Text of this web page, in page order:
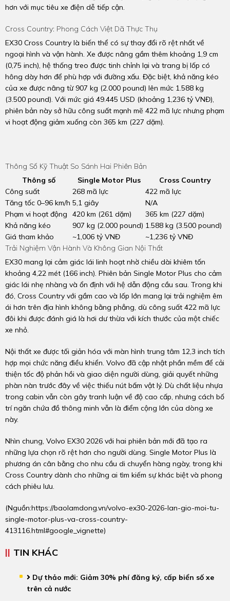
hơn với mục tiêu xe điện dễ tiếp cận.
Cross Country: Phong Cách Việt Dã Thực Thụ
EX30 Cross Country là biến thể có sự thay đổi rõ rệt nhất về
ngoại hình và vận hành. Xe được nâng gầm thêm khoảng 1,9 cm
(0,75 inch), hệ thống treo được tinh chỉnh lại và trang bị lốp có
hông dày hơn để phù hợp với đường xấu. Đặc biệt, khả năng kéo
của xe được nâng từ 907 kg (2.000 pound) lên mức 1.588 kg
(3.500 pound). Với mức giá 49.445 USD (khoảng 1,236 tỷ VNĐ),
phiên bản này sở hữu công suất mạnh mẽ 422 mã lực nhưng phạm
vi hoạt động giảm xuống còn 365 km (227 dặm).
Thông Số Kỹ Thuật So Sánh Hai Phiên Bản
Thông số
Single Motor Plus
Cross Country
Công suất
268 mã lực
422 mã lực
Tăng tốc 0–96 km/h 5,1 giây
N/A
Phạm vi hoạt động
420 km (261 dặm)
365 km (227 dặm)
Khả năng kéo
907 kg (2.000 pound) 1.588 kg (3.500 pound)
Giá tham khảo
~1,006 tỷ VNĐ
~1,236 tỷ VNĐ
Trải Nghiệm Vận Hành Và Không Gian Nội Thất
EX30 mang lại cảm giác lái linh hoạt nhờ chiều dài khiêm tốn
khoảng 4,22 mét (166 inch). Phiên bản Single Motor Plus cho cảm
giác lái nhẹ nhàng và ổn định với hệ dẫn động cầu sau. Trong khi
đó, Cross Country với gầm cao và lốp lớn mang lại trải nghiệm êm
ái hơn trên địa hình không bằng phẳng, dù công suất 422 mã lực
đôi khi được đánh giá là hơi dư thừa với kích thước của một chiếc
xe nhỏ.
Nội thất xe được tối giản hóa với màn hình trung tâm 12,3 inch tích
hợp mọi chức năng điều khiển. Volvo đã cập nhật phần mềm để cải
thiện tốc độ phản hồi và giao diện người dùng, giải quyết những
phàn nàn trước đây về việc thiếu nút bấm vật lý. Dù chất liệu nhựa
trong cabin vẫn còn gây tranh luận về độ cao cấp, nhưng cách bố
trí ngăn chứa đồ thông minh vẫn là điểm cộng lớn của dòng xe
này.
Nhìn chung, Volvo EX30 2026 với hai phiên bản mới đã tạo ra
những lựa chọn rõ rệt hơn cho người dùng. Single Motor Plus là
phương án cân bằng cho nhu cầu di chuyển hàng ngày, trong khi
Cross Country dành cho những ai tìm kiếm sự khác biệt và phong
cách phiêu lưu.
(Nguồn:https://baolamdong.vn/volvo-ex30-2026-lan-gio-moi-tu-
single-motor-plus-va-cross-country-
413116.html#google_vignette)
TIN KHÁC
Dự thảo mới: Giảm 30% phí đăng ký, cấp biển số xe
trên cả nước